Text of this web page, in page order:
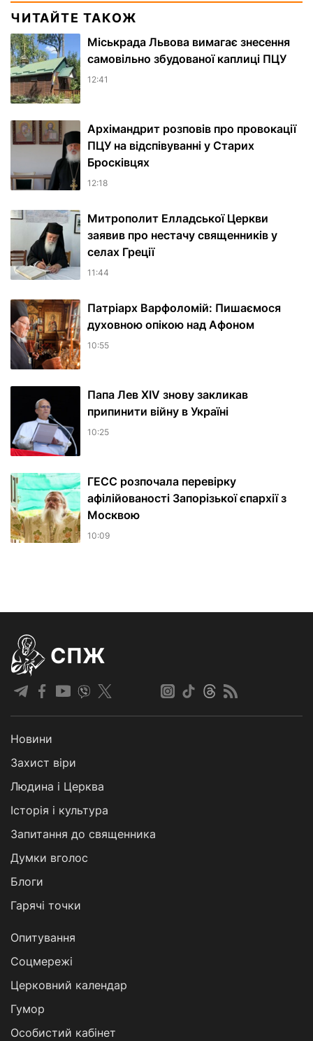
ЧИТАЙТЕ ТАКОЖ
Міськрада Львова вимагає знесення
самовільно збудованої каплиці ПЦУ
12:41
Архімандрит розповів про провокації
ПЦУ на відспівуванні у Старих
Бросківцях
12:18
Митрополит Елладської Церкви
заявив про нестачу священників у
селах Греції
11:44
Патріарх Варфоломій: Пишаємося
духовною опікою над Афоном
10:55
Папа Лев XIV знову закликав
припинити війну в Україні
10:25
ГЕСС розпочала перевірку
афілійованості Запорізької єпархії з
Москвою
10:09
СПЖ
Новини
Захист віри
Людина і Церква
Історія і культура
Запитання до священника
Думки вголос
Блоги
Гарячі точки
Опитування
Соцмережі
Церковний календар
Гумор
Особистий кабінет